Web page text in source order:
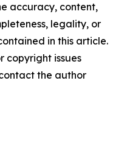
accuracy, content,
legality, or
in this article.
copyright issues
the author